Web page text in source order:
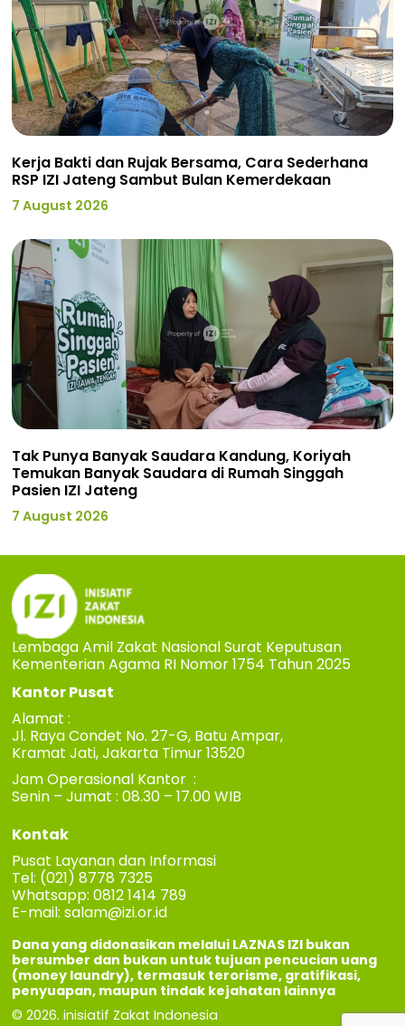
Kerja Bakti dan Rujak Bersama, Cara Sederhana
RSP IZI Jateng Sambut Bulan Kemerdekaan
7 August 2026
Tak Punya Banyak Saudara Kandung, Koriyah
Temukan Banyak Saudara di Rumah Singgah
Pasien IZI Jateng
7 August 2026
Lembaga Amil Zakat Nasional Surat Keputusan
Kementerian Agama RI Nomor 1754 Tahun 2025
Kantor Pusat
Alamat :
Jl. Raya Condet No. 27-G, Batu Ampar,
Kramat Jati, Jakarta Timur 13520
Jam Operasional Kantor :
Senin – Jumat : 08.30 – 17.00 WIB
Kontak
Pusat Layanan dan Informasi
Tel: (021) 8778 7325
Whatsapp: 0812 1414 789
E-mail:salam@izi.or.id
Dana yang didonasikan melalui LAZNAS IZI bukan
bersumber dan bukan untuk tujuan pencucian uang
(money laundry), termasuk terorisme, gratifikasi,
penyuapan, maupun tindak kejahatan lainnya
© 2026. inisiatif Zakat Indonesia